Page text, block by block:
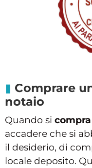
Comprare
notaio
Quando si
accadere che si
il desiderio, di
locale deposito.